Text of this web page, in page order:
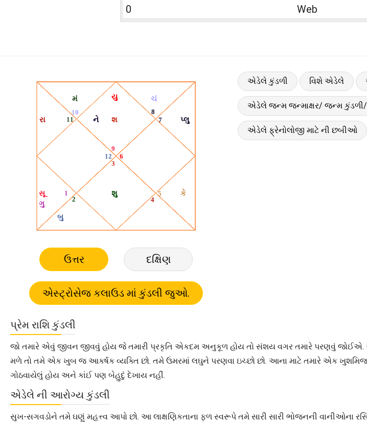
0 Web
ઉત્તર દક્ષિણ
એડેલે કુંડળી વિશે એડેલે
એડેલે જન્મ જન્માક્ષર/ જન્મ કુંડળી/
એડેલે ફ્રેનોલોજી માટે ની છબીઓ
પ્રેમ રાશિ કુંડલી
જો તમારે એવું જીવન જીવવું હોય જે તમારી પ્રકૃતિ એકદમ અનુકૂળ હોય તો સંશય વગર તમારે પરણવું
મળે તો તમે એક ખુબ જ આકર્ષક વ્યક્તિ છો. તમે ઉમરમાં લઘુને પરણવા ઇચ્છો છો. આના માટે તમારે એક
ગોઠવાયેલું હોય અને કાંઈ પણ બેહુદું દેખાય નહીં.
એડેલે ની આરોગ્ય કુંડલી
સુખ-સગવડોને તમે ઘણું મહત્ત્વ આપો છો. આ લાક્ષણિકતાના ફળ સ્વરૂપે તમે સારી સારી ભોજનની વાનીઓના